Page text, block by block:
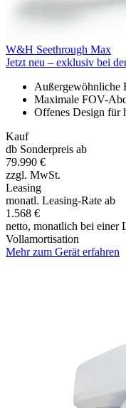
W&H Seethrough Max
Jetzt neu – exklusiv bei
Außergewöhnliche
Maximale FOV-
Offenes Design für
Kauf
db Sonderpreis ab
79.990 €
zzgl. MwSt.
Leasing
monatl. Leasing-Rate ab
1.568 €
netto, monatlich bei einer
Vollamortisation
Mehr zum Gerät erfahren